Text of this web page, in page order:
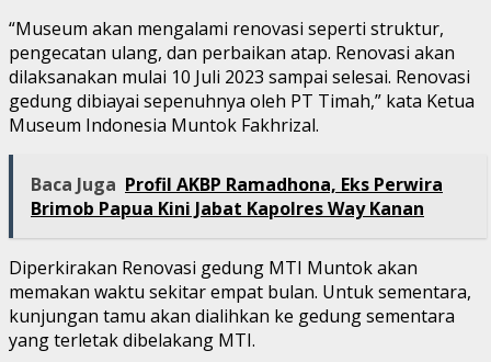
“Museum akan mengalami renovasi seperti struktur,
pengecatan ulang, dan perbaikan atap. Renovasi akan
dilaksanakan mulai 10 Juli 2023 sampai selesai. Renovasi
gedung dibiayai sepenuhnya oleh PT Timah,” kata Ketua
Museum Indonesia Muntok Fakhrizal.
Baca Juga Profil AKBP Ramadhona, Eks Perwira
Brimob Papua Kini Jabat Kapolres Way Kanan
Diperkirakan Renovasi gedung MTI Muntok akan
memakan waktu sekitar empat bulan. Untuk sementara,
kunjungan tamu akan dialihkan ke gedung sementara
yang terletak dibelakang MTI.